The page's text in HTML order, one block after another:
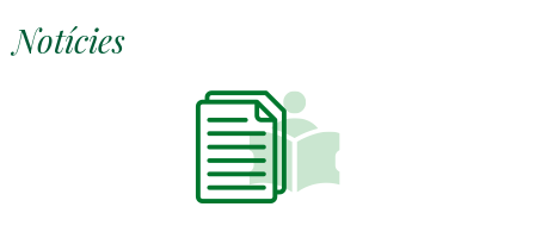
Notícies